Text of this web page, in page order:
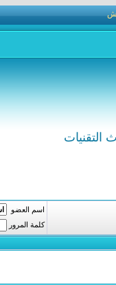
اسم العضو
كلمة المرور